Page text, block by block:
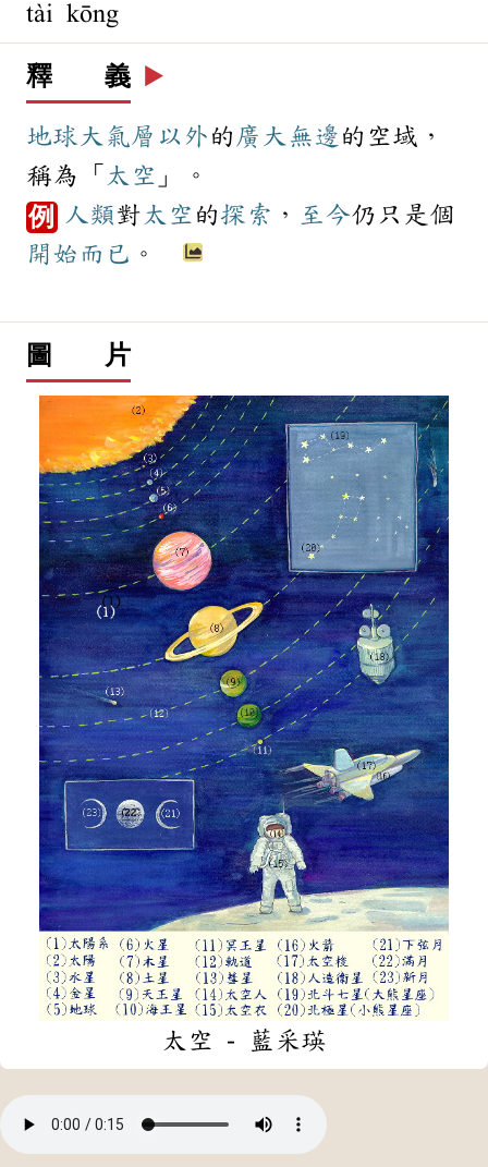
tài kōng
釋 義 ▶️
地球 大氣層 以外 的 廣大 無邊 的空域，
稱為「 太空 」。
例 人類對 太空 的探索 ， 至今仍只是個
開始 而已 。
圖 片
太空 - 藍采瑛